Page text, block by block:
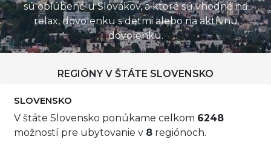
sú obľúbené u Slovákov, a ktoré sú vhodné na
relax, dovolenku s deťmi alebo na aktívnu
dovolenku.
REGIÓNY V ŠTÁTE SLOVENSKO
SLOVENSKO
V štáte Slovensko ponúkame celkom 6248
možností pre ubytovanie v 8 regiónoch.